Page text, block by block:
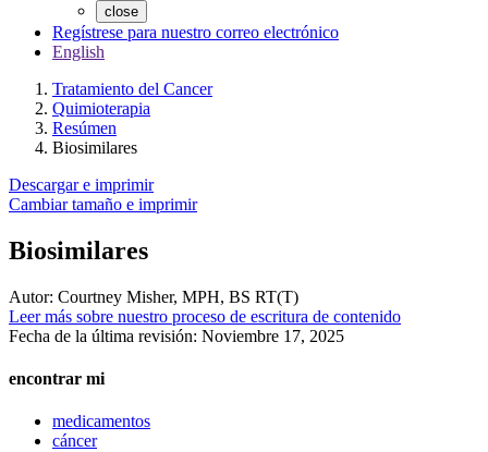
close
Regístrese para nuestro correo electrónico
English
Tratamiento del Cancer
Quimioterapia
Resúmen
Biosimilares
Descargar e imprimir
Cambiar tamaño e imprimir
Biosimilares
Autor: Courtney Misher, MPH, BS RT(T)
Leer más sobre nuestro proceso de escritura de contenido
Fecha de la última revisión: Noviembre 17, 2025
encontrar mi
medicamentos
cáncer